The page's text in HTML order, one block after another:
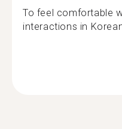
To feel comfortable
interactions in